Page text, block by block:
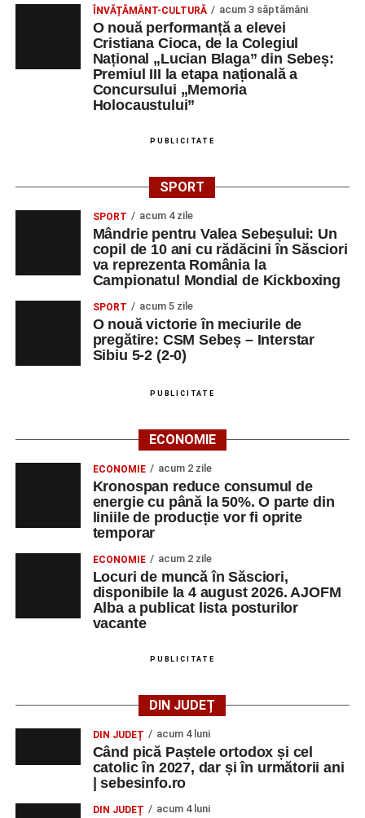
ÎNVĂȚĂMÂNT-CULTURĂ acum 3 săptămâni
O nouă performanță a elevei
Cristiana Cioca, de la Colegiul
Național „Lucian Blaga” din Sebeș:
Premiul III la etapa națională a
Concursului „Memoria
Holocaustului”
PUBLICITATE
SPORT
SPORT acum 4 zile
Mândrie pentru Valea Sebeșului: Un
copil de 10 ani cu rădăcini în Săsciori
va reprezenta România la
Campionatul Mondial de Kickboxing
SPORT acum 5 zile
O nouă victorie în meciurile de
pregătire: CSM Sebeș – Interstar
Sibiu 5-2 (2-0)
PUBLICITATE
ECONOMIE
ECONOMIE acum 2 zile
Kronospan reduce consumul de
energie cu până la 50%. O parte din
liniile de producție vor fi oprite
temporar
ECONOMIE acum 2 zile
Locuri de muncă în Săsciori,
disponibile la 4 august 2026. AJOFM
Alba a publicat lista posturilor
vacante
PUBLICITATE
DIN JUDEȚ
DIN JUDEȚ acum 4 luni
Când pică Paștele ortodox și cel
catolic în 2027, dar și în următorii ani
| sebesinfo.ro
DIN JUDEȚ acum 4 luni